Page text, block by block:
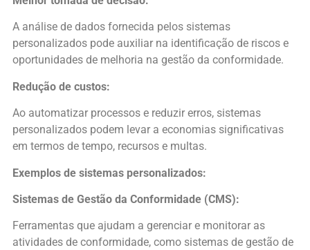
A análise de dados fornecida pelos sistemas
personalizados pode auxiliar na identificação de riscos e
oportunidades de melhoria na gestão da conformidade.
Redução de custos:
Ao automatizar processos e reduzir erros, sistemas
personalizados podem levar a economias significativas
em termos de tempo, recursos e multas.
Exemplos de sistemas personalizados:
Sistemas de Gestão da Conformidade (CMS):
Ferramentas que ajudam a gerenciar e monitorar as
atividades de conformidade, como sistemas de gestão de